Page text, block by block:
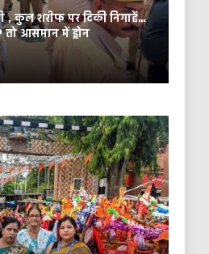
, कुल शरीफ पर टिकी निगाहें…
आसमान में ड्रोन